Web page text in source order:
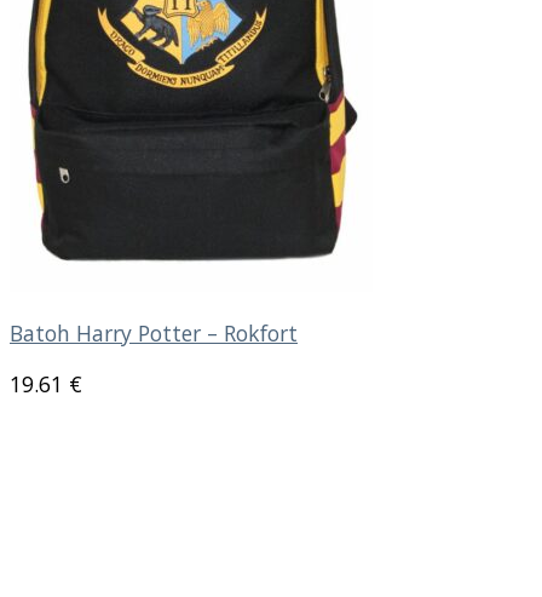
Batoh Harry Potter – Rokfort
19.61 €